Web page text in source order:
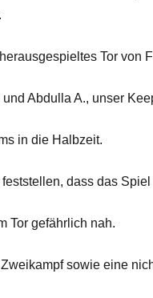
Tor von
Abdulla A., unser
in die Halbzeit.
dass das
Tor gefährlich nah.
sowie eine